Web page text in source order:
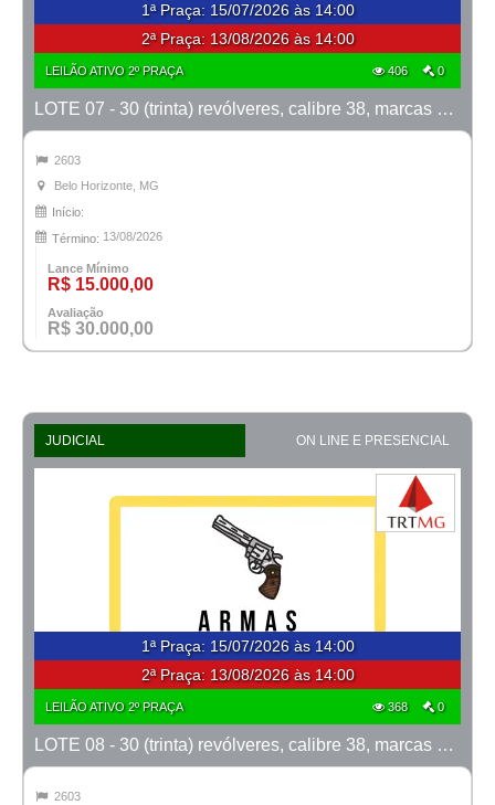
1ª Praça: 15/07/2026 às 14:00
2ª Praça: 13/08/2026 às 14:00
LEILÃO ATIVO 2º PRAÇA 406 0
LOTE 07 - 30 (trinta) revólveres, calibre 38, marcas Taurus e Rossi
2603
Belo Horizonte, MG
Início:
Término: 13/08/2026
Lance Mínimo
R$ 15.000,00
Avaliação
R$ 30.000,00
JUDICIAL ON LINE E PRESENCIAL
1ª Praça: 15/07/2026 às 14:00
2ª Praça: 13/08/2026 às 14:00
LEILÃO ATIVO 2º PRAÇA 368 0
LOTE 08 - 30 (trinta) revólveres, calibre 38, marcas Taurus e Rossi
2603